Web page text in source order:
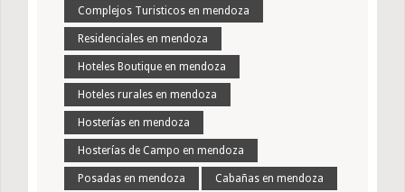
Complejos Turisticos en mendoza
Residenciales en mendoza
Hoteles Boutique en mendoza
Hoteles rurales en mendoza
Hosterías en mendoza
Hosterías de Campo en mendoza
Posadas en mendoza Cabañas en mendoza